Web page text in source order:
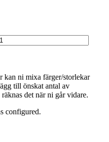
kan ni mixa färger/storlekar
till önskat antal av
det när ni går vidare.
configured.